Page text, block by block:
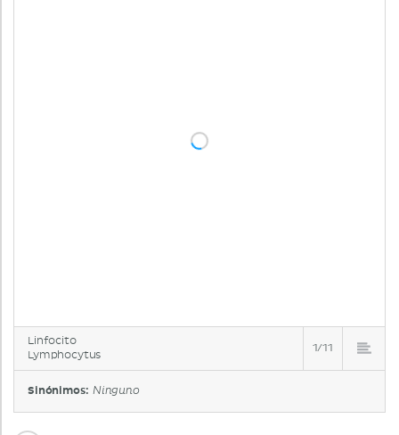
Linfocito
Lymphocytus
1/11
Sinónimos: Ninguno